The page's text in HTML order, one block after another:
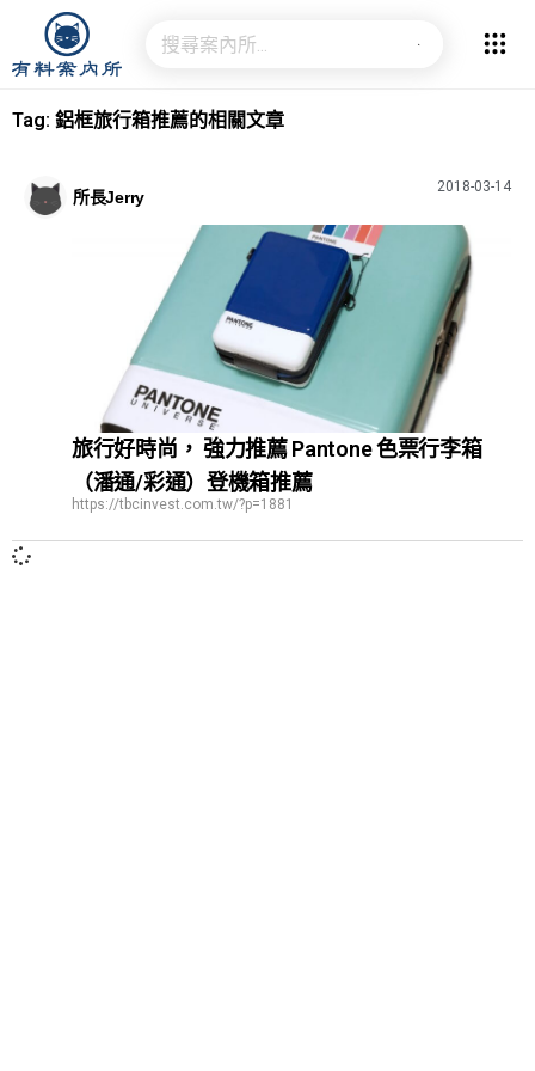
Tag: 鋁框旅行箱推薦的相關文章
所長Jerry
2018-03-14
旅行好時尚， 強力推薦 Pantone 色票行李箱
（潘通/彩通）登機箱推薦
https://tbcinvest.com.tw/?p=1881